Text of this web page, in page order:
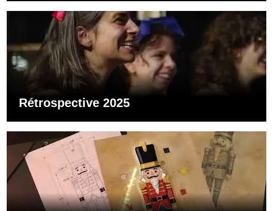
Rétrospective 2025